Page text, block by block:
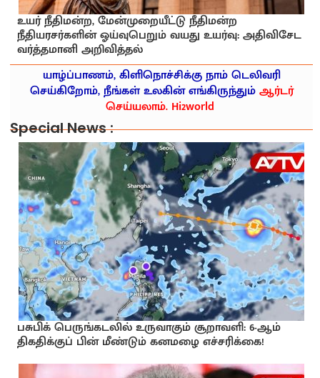
உயர் நீதிமன்ற, மேன்முறையீட்டு நீதிமன்ற
நீதியரசர்களின் ஓய்வுபெறும் வயது உயர்வு: அதிவிசேட
வர்த்தமானி அறிவித்தல்
யாழ்ப்பாணம், கிளிநொச்சிக்கு நாம் டெலிவரி
செய்கிறோம், நீங்கள் உலகின் எங்கிருந்தும்ஆர்டர்
செய்யலாம். Hi2world
Special News :
பசுபிக் பெருங்கடலில் உருவாகும் சூறாவளி: 6-ஆம்
திகதிக்குப் பின் மீண்டும் கனமழை எச்சரிக்கை!